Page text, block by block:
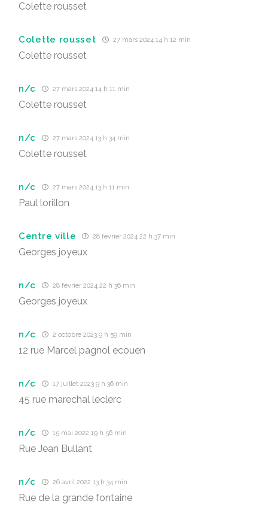
Colette rousset
Colette rousset 27 mars 2024 14 h 12 min
Colette rousset
n/c 27 mars 2024 14 h 11 min
Colette rousset
n/c 27 mars 2024 13 h 34 min
Colette rousset
n/c 27 mars 2024 13 h 11 min
Paul lorillon
Centre ville 28 février 2024 22 h 37 min
Georges joyeux
n/c 28 février 2024 22 h 36 min
Georges joyeux
n/c 2 octobre 2023 9 h 59 min
12 rue Marcel pagnol ecouen
n/c 17 juillet 2023 9 h 36 min
45 rue marechal leclerc
n/c 15 mai 2022 19 h 56 min
Rue Jean Bullant
n/c 26 avril 2022 13 h 34 min
Rue de la grande fontaine